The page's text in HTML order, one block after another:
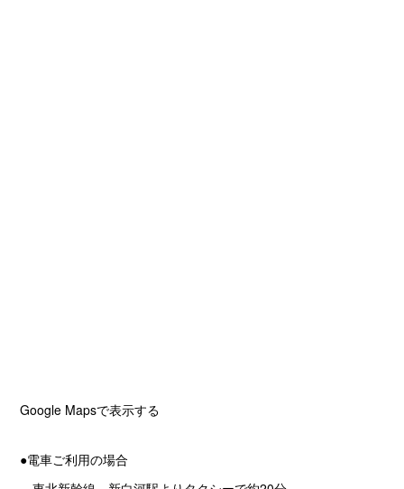
Google Mapsで表示する
●電車ご利用の場合